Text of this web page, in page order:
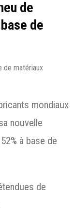
de
de
de matériaux
mondiaux
nouvelle
à base de
de